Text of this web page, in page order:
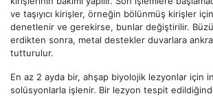
ve taşıyıcı kirişler, örneğin bölünmüş kirişler için
denetlenir ve gerekirse, bunlar değiştirilir.
erdikten sonra, metal destekler duvarlara ankraj
tutturulur.
En az 2 ayda bir, ahşap biyolojik lezyonlar için
solüsyonlarla işlenir. Bir lezyon tespit